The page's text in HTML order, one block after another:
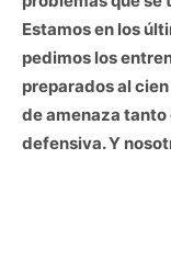
Estamos en los
pedimos los
preparados al
de amenaza tanto
defensiva. Y